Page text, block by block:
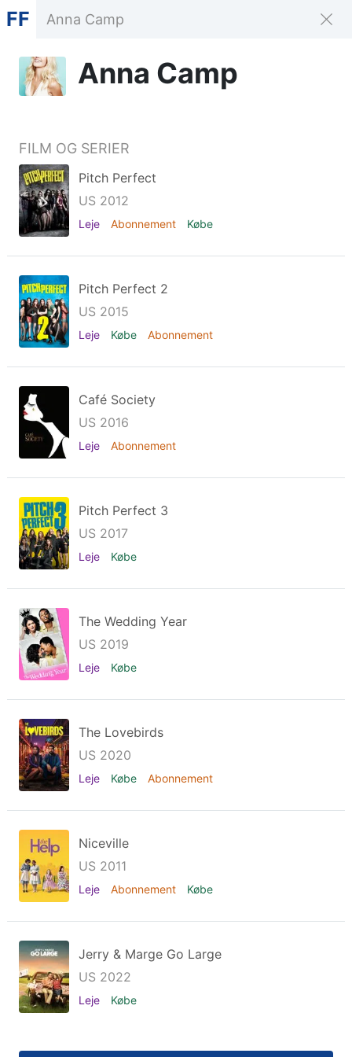
FF
Anna Camp
FILM OG SERIER
Pitch Perfect
US 2012
Leje Abonnement Købe
Pitch Perfect 2
US 2015
Leje Købe Abonnement
Café Society
US 2016
Leje Abonnement
Pitch Perfect 3
US 2017
Leje Købe
The Wedding Year
US 2019
Leje Købe
The Lovebirds
US 2020
Leje Købe Abonnement
Niceville
US 2011
Leje Abonnement Købe
Jerry & Marge Go Large
US 2022
Leje Købe